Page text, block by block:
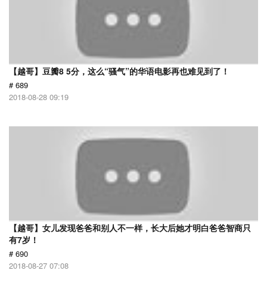
【越哥】豆瓣8 5分，这么“骚气”的华语电影再也难见到了！
# 689
2018-08-28 09:19
【越哥】女儿发现爸爸和别人不一样，长大后她才明白爸爸智商只
有7岁！
# 690
2018-08-27 07:08